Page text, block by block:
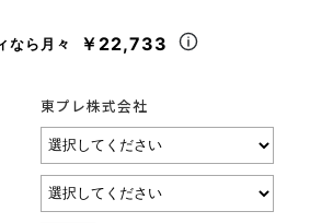
なら月々 ￥22,733
東プレ株式会社